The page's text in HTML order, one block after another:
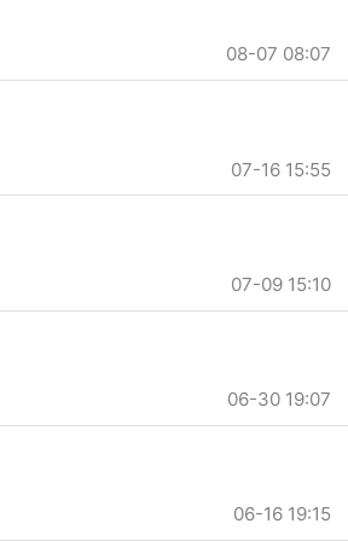
08-07 08:07
07-16 15:55
07-09 15:10
06-30 19:07
06-16 19:15